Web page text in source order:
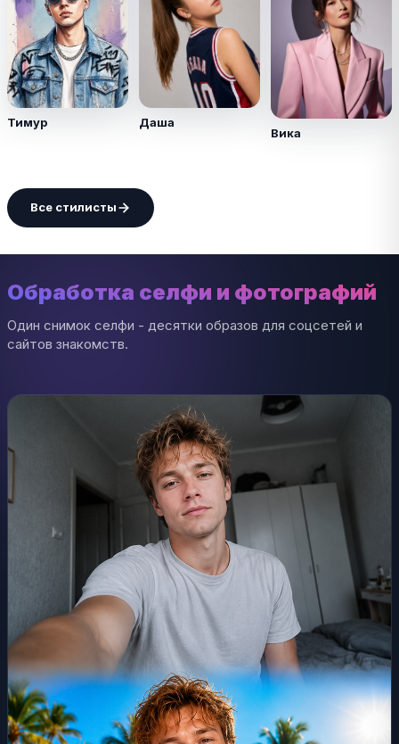
Тимур Даша
Вика
Все стилисты
Обработка селфи и фотографий
Один снимок селфи - десятки образов для соцсетей и
сайтов знакомств.